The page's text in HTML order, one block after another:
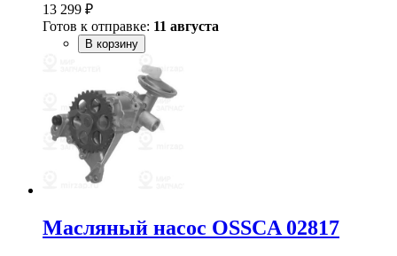
13 299 ₽
Готов к отправке: 11 августа
В корзину
Масляный насос OSSCA 02817